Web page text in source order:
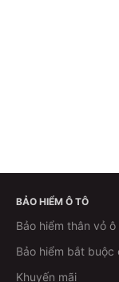
BẢO HIỂM Ô TÔ
Bảo hiểm thân vỏ ô
Bảo hiểm bắt buộc
Khuyến mãi